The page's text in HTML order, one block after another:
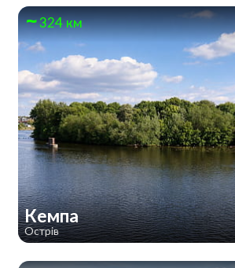
324 км
Кемпа
Острів